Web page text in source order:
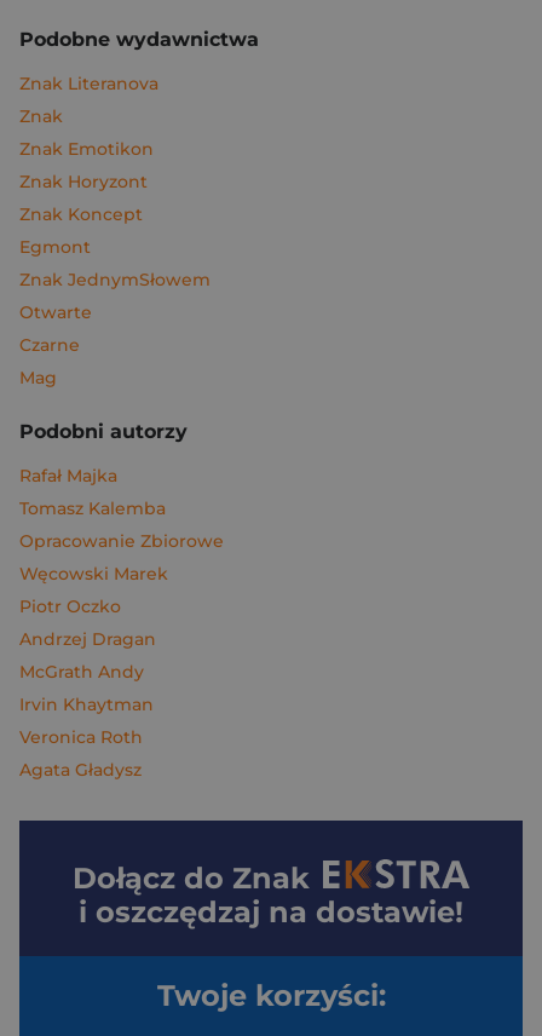
Podobne wydawnictwa
Znak Literanova
Znak
Znak Emotikon
Znak Horyzont
Znak Koncept
Egmont
Znak JednymSłowem
Otwarte
Czarne
Mag
Podobni autorzy
Rafał Majka
Tomasz Kalemba
Opracowanie Zbiorowe
Węcowski Marek
Piotr Oczko
Andrzej Dragan
McGrath Andy
Irvin Khaytman
Veronica Roth
Agata Gładysz
Dołącz do Znak
i oszczędzaj na dostawie!
Twoje korzyści: